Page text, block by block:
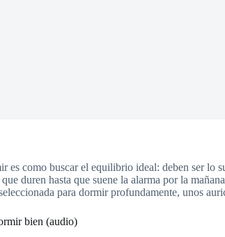
es como buscar el equilibrio ideal: deben ser lo
duren hasta que suene la alarma por la
para dormir profundamente, unos
bien (audio)